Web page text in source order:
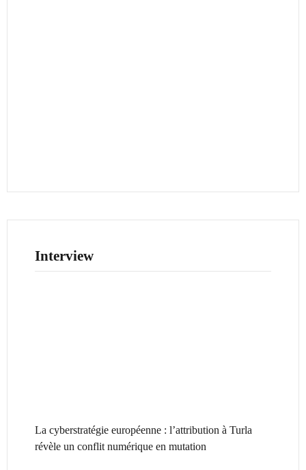
Interview
La cyberstratégie européenne : l’attribution à Turla
révèle un conflit numérique en mutation